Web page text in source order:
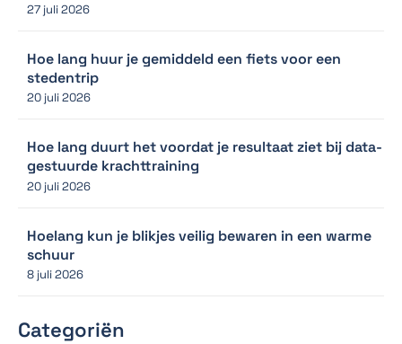
27 juli 2026
Hoe lang huur je gemiddeld een fiets voor een
stedentrip
20 juli 2026
Hoe lang duurt het voordat je resultaat ziet bij data-
gestuurde krachttraining
20 juli 2026
Hoelang kun je blikjes veilig bewaren in een warme
schuur
8 juli 2026
Categoriën